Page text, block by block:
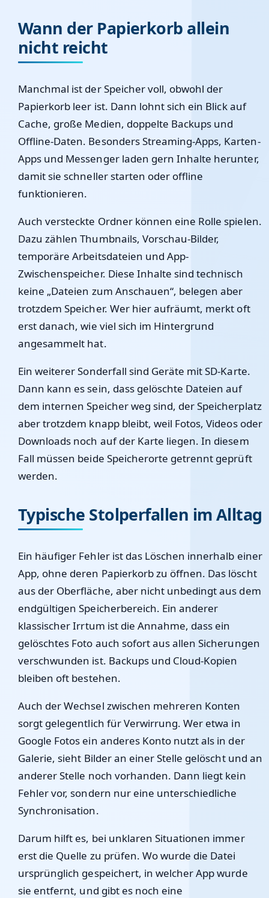
Wann der Papierkorb allein
nicht reicht
Manchmal ist der Speicher voll, obwohl der
Papierkorb leer ist. Dann lohnt sich ein Blick auf
Cache, große Medien, doppelte Backups und
Offline-Daten. Besonders Streaming-Apps, Karten-
Apps und Messenger laden gern Inhalte herunter,
damit sie schneller starten oder offline
funktionieren.
Auch versteckte Ordner können eine Rolle spielen.
Dazu zählen Thumbnails, Vorschau-Bilder,
temporäre Arbeitsdateien und App-
Zwischenspeicher. Diese Inhalte sind technisch
keine „Dateien zum Anschauen“, belegen aber
trotzdem Speicher. Wer hier aufräumt, merkt oft
erst danach, wie viel sich im Hintergrund
angesammelt hat.
Ein weiterer Sonderfall sind Geräte mit SD-Karte.
Dann kann es sein, dass gelöschte Dateien auf
dem internen Speicher weg sind, der Speicherplatz
aber trotzdem knapp bleibt, weil Fotos, Videos oder
Downloads noch auf der Karte liegen. In diesem
Fall müssen beide Speicherorte getrennt geprüft
werden.
Typische Stolperfallen im Alltag
Ein häufiger Fehler ist das Löschen innerhalb einer
App, ohne deren Papierkorb zu öffnen. Das löscht
aus der Oberfläche, aber nicht unbedingt aus dem
endgültigen Speicherbereich. Ein anderer
klassischer Irrtum ist die Annahme, dass ein
gelöschtes Foto auch sofort aus allen Sicherungen
verschwunden ist. Backups und Cloud-Kopien
bleiben oft bestehen.
Auch der Wechsel zwischen mehreren Konten
sorgt gelegentlich für Verwirrung. Wer etwa in
Google Fotos ein anderes Konto nutzt als in der
Galerie, sieht Bilder an einer Stelle gelöscht und an
anderer Stelle noch vorhanden. Dann liegt kein
Fehler vor, sondern nur eine unterschiedliche
Synchronisation.
Darum hilft es, bei unklaren Situationen immer
erst die Quelle zu prüfen. Wo wurde die Datei
ursprünglich gespeichert, in welcher App wurde
sie entfernt, und gibt es noch eine